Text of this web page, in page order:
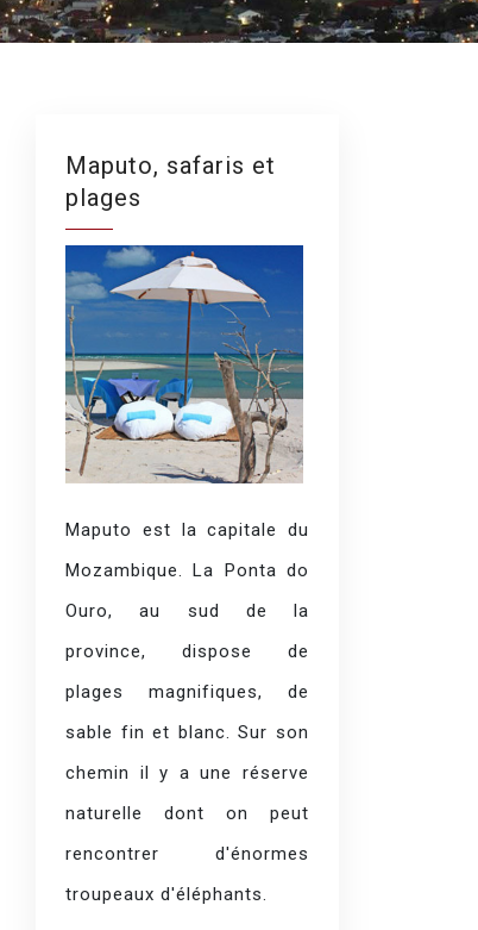
Maputo, safaris et
plages
Maputo est la capitale du
Mozambique. La Ponta do
Ouro, au sud de la
province, dispose de
plages magnifiques, de
sable fin et blanc. Sur son
chemin il y a une réserve
naturelle dont on peut
rencontrer d'énormes
troupeaux d'éléphants.